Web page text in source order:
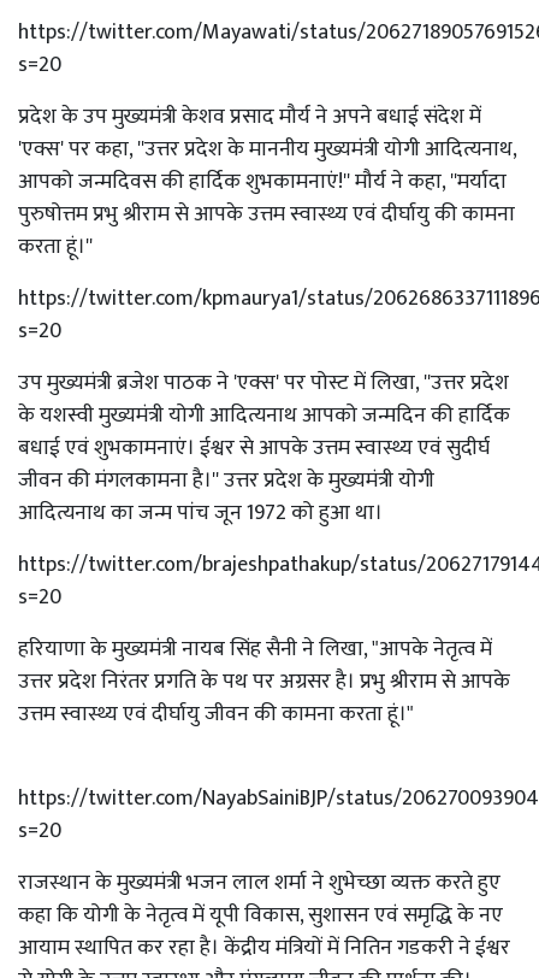
https://twitter.com/Mayawati/status/
s=20
प्रदेश के उप मुख्यमंत्री केशव प्रसाद मौर्य ने अपने बधाई संदेश में
'एक्स' पर कहा, ''उत्तर प्रदेश के माननीय मुख्यमंत्री योगी आदित्यनाथ,
आपको जन्मदिवस की हार्दिक शुभकामनाएं!'' मौर्य ने कहा, ''मर्यादा
पुरुषोत्तम प्रभु श्रीराम से आपके उत्तम स्वास्थ्य एवं दीर्घायु की कामना
करता हूं।''
https://twitter.com/kpmaurya1/status/
s=20
उप मुख्यमंत्री ब्रजेश पाठक ने 'एक्स' पर पोस्ट में लिखा, ''उत्तर प्रदेश
के यशस्वी मुख्यमंत्री योगी आदित्यनाथ आपको जन्मदिन की हार्दिक
बधाई एवं शुभकामनाएं। ईश्वर से आपके उत्तम स्वास्थ्य एवं सुदीर्घ
जीवन की मंगलकामना है।'' उत्तर प्रदेश के मुख्यमंत्री योगी
आदित्यनाथ का जन्म पांच जून 1972 को हुआ था।
https://twitter.com/brajeshpathakup/status/
s=20
हरियाणा के मुख्यमंत्री नायब सिंह सैनी ने लिखा, "आपके नेतृत्व में
उत्तर प्रदेश निरंतर प्रगति के पथ पर अग्रसर है। प्रभु श्रीराम से आपके
उत्तम स्वास्थ्य एवं दीर्घायु जीवन की कामना करता हूं।"
https://twitter.com/NayabSainiBJP/status/
s=20
राजस्थान के मुख्यमंत्री भजन लाल शर्मा ने शुभेच्छा व्यक्त करते हुए
कहा कि योगी के नेतृत्व में यूपी विकास, सुशासन एवं समृद्धि के नए
आयाम स्थापित कर रहा है। केंद्रीय मंत्रियों में नितिन गडकरी ने ईश्वर